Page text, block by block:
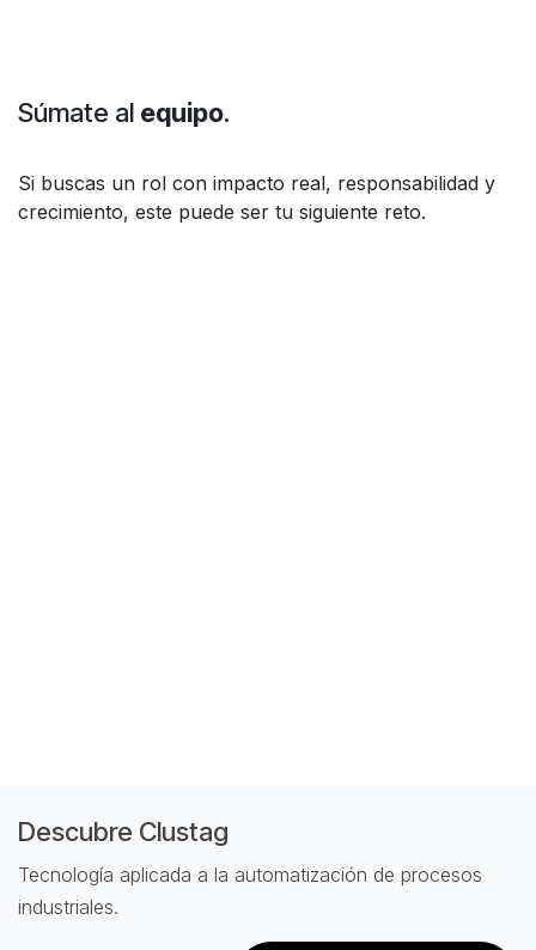
Súmate al equipo.
Si buscas un rol con impacto real, responsabilidad y
crecimiento, este puede ser tu siguiente reto.
Descubre Clustag
Tecnología aplicada a la automatización de procesos
industriales.